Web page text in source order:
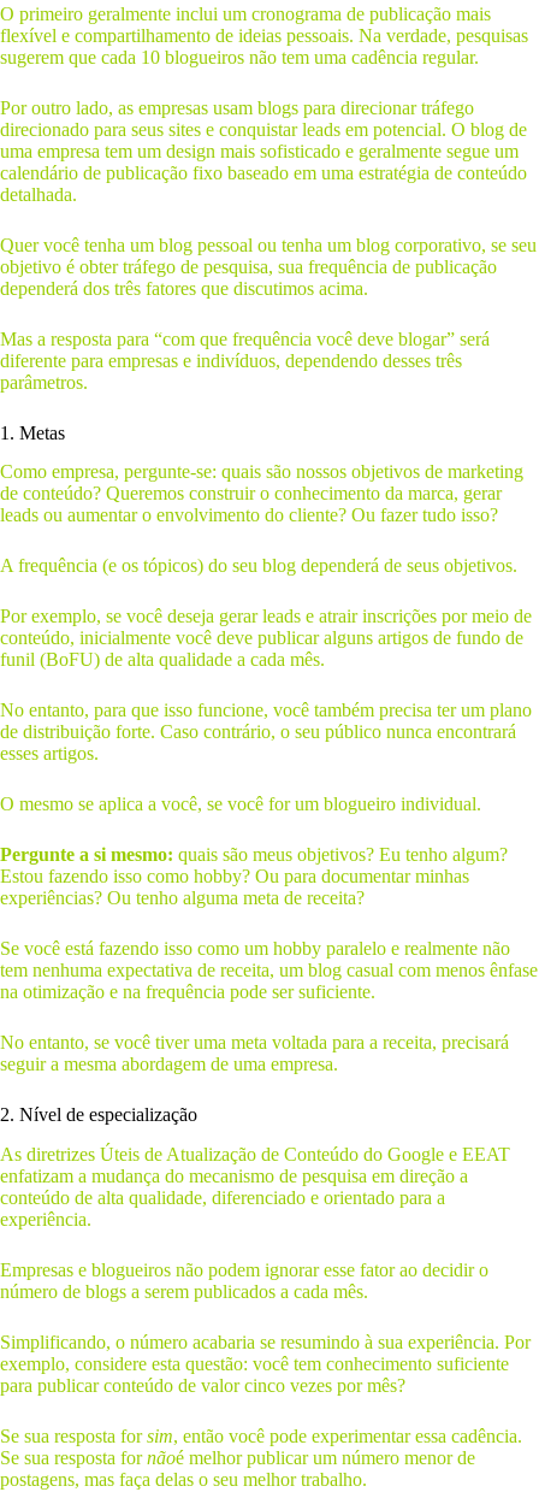
O primeiro geralmente inclui um cronograma de publicação mais
flexível e compartilhamento de ideias pessoais. Na verdade, pesquisas
sugerem que cada 10 blogueiros não tem uma cadência regular.
Por outro lado, as empresas usam blogs para direcionar tráfego
direcionado para seus sites e conquistar leads em potencial. O blog de
uma empresa tem um design mais sofisticado e geralmente segue um
calendário de publicação fixo baseado em uma estratégia de conteúdo
detalhada.
Quer você tenha um blog pessoal ou tenha um blog corporativo, se seu
objetivo é obter tráfego de pesquisa, sua frequência de publicação
dependerá dos três fatores que discutimos acima.
Mas a resposta para “com que frequência você deve blogar” será
diferente para empresas e indivíduos, dependendo desses três
parâmetros.
1. Metas
Como empresa, pergunte-se: quais são nossos objetivos de marketing
de conteúdo? Queremos construir o conhecimento da marca, gerar
leads ou aumentar o envolvimento do cliente? Ou fazer tudo isso?
A frequência (e os tópicos) do seu blog dependerá de seus objetivos.
Por exemplo, se você deseja gerar leads e atrair inscrições por meio de
conteúdo, inicialmente você deve publicar alguns artigos de fundo de
funil (BoFU) de alta qualidade a cada mês.
No entanto, para que isso funcione, você também precisa ter um plano
de distribuição forte. Caso contrário, o seu público nunca encontrará
esses artigos.
O mesmo se aplica a você, se você for um blogueiro individual.
Pergunte a si mesmo: quais são meus objetivos? Eu tenho algum?
Estou fazendo isso como hobby? Ou para documentar minhas
experiências? Ou tenho alguma meta de receita?
Se você está fazendo isso como um hobby paralelo e realmente não
tem nenhuma expectativa de receita, um blog casual com menos ênfase
na otimização e na frequência pode ser suficiente.
No entanto, se você tiver uma meta voltada para a receita, precisará
seguir a mesma abordagem de uma empresa.
2. Nível de especialização
As diretrizes Úteis de Atualização de Conteúdo do Google e EEAT
enfatizam a mudança do mecanismo de pesquisa em direção a
conteúdo de alta qualidade, diferenciado e orientado para a
experiência.
Empresas e blogueiros não podem ignorar esse fator ao decidir o
número de blogs a serem publicados a cada mês.
Simplificando, o número acabaria se resumindo à sua experiência. Por
exemplo, considere esta questão: você tem conhecimento suficiente
para publicar conteúdo de valor cinco vezes por mês?
Se sua resposta forsim, então você pode experimentar essa cadência.
Se sua resposta fornãoé melhor publicar um número menor de
postagens, mas faça delas o seu melhor trabalho.